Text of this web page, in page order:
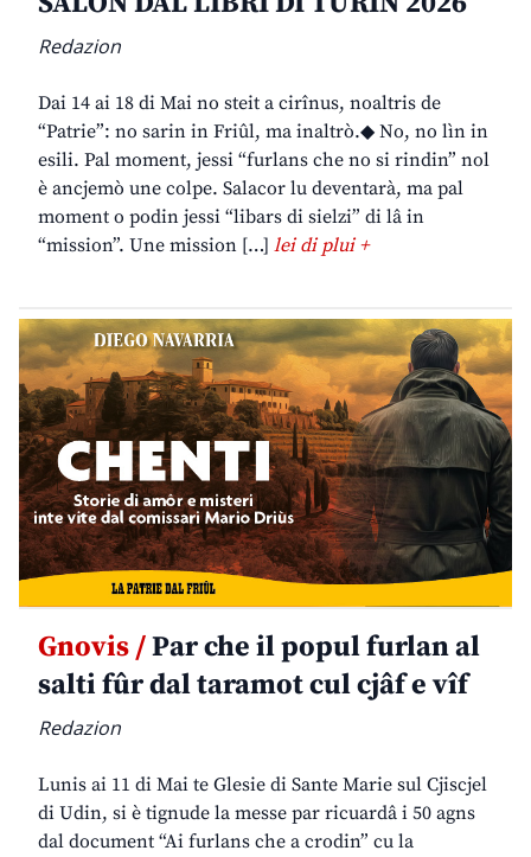
Redazion
Dai 14 ai 18 di Mai no steit a cirînus, noaltris de
“Patrie”: no sarin in Friûl, ma inaltrò.◆ No, no lìn in
esili. Pal moment, jessi “furlans che no si rindin” nol
è ancjemò une colpe. Salacor lu deventarà, ma pal
moment o podin jessi “libars di sielzi” di lâ in
“mission”. Une mission […] lei di plui +
Gnovis /Par che il popul furlan al
salti fûr dal taramot cul cjâf e vîf
Redazion
Lunis ai 11 di Mai te Glesie di Sante Marie sul Cjiscjel
di Udin, si è tignude la messe par ricuardâ i 50 agns
dal document “Ai furlans che a crodin” cu la